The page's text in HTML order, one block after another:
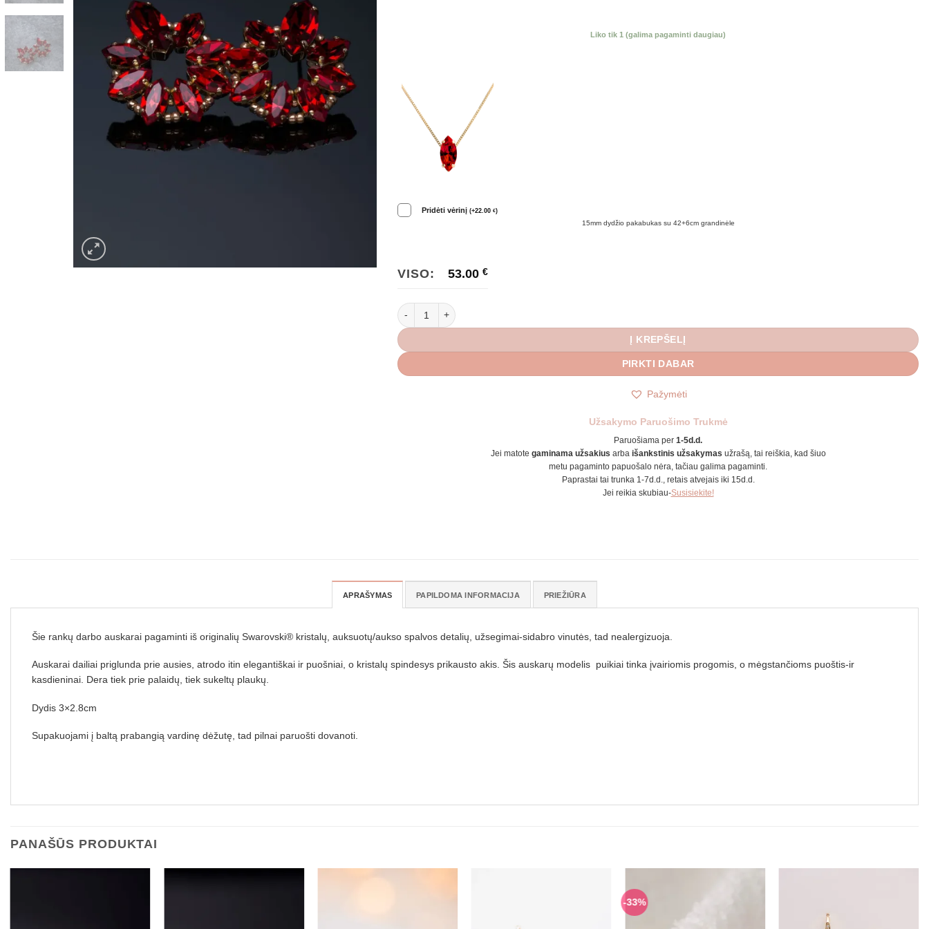
Liko tik 1 (galima pagaminti daugiau)
Pridėti vėrinį (+22.00 €)
15mm dydžio pakabukas su 42+6cm grandinėle
VISO: 53.00 €
produkto kiekis: Raudoni apvalūs prabangūs auskarai Marya
Į KREPŠELĮ
PIRKTI DABAR
Pažymėti
Užsakymo Paruošimo Trukmė
Paruošiama per 1-5d.d.
Jei matote gaminama užsakius arba išankstinis užsakymas užrašą, tai reiškia, kad šiuo
metu pagaminto papuošalo nėra, tačiau galima pagaminti.
Paprastai tai trunka 1-7d.d., retais atvejais iki 15d.d.
Jei reikia skubiau-Susisiekite!
APRAŠYMAS PAPILDOMA INFORMACIJA PRIEŽIŪRA
Šie rankų darbo auskarai pagaminti iš originalių Swarovski® kristalų, auksuotų/aukso spalvos detalių, užsegimai-sidabro vinutės, tad nealergizuoja.
Auskarai dailiai priglunda prie ausies, atrodo itin elegantiškai ir puošniai, o kristalų spindesys prikausto akis. Šis auskarų modelis puikiai tinka įvairiomis progomis, o mėgstančioms puoštis-ir
kasdieninai. Dera tiek prie palaidų, tiek sukeltų plaukų.
Dydis 3×2.8cm
Supakuojami į baltą prabangią vardinę dėžutę, tad pilnai paruošti dovanoti.
PANAŠŪS PRODUKTAI
-33%